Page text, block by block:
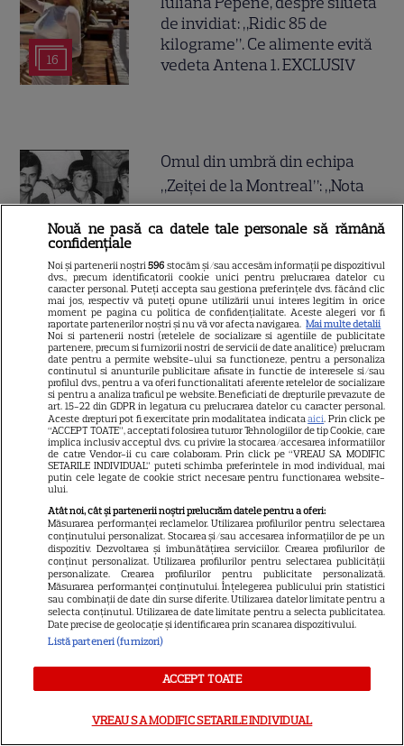
16
de invidiat: „Ridic 85 de
kilograme”. Ce alimente evită
vedeta Antena 1. EXCLUSIV
Omul din umbră din echipa
„Zeiței de la Montreal”: „Nota
10? Meritul Nadiei 80%. Eu –
1%!” + De ce nu vorbește
Comăneci despre barbariile lui
Karolyi
Cum s-au relaxat Ștefan
Baiaram și soția Cristina, după
victoria 4-0 cu Petrolul
Divorțul care zguduie
showbizul! E oficial! Și-au spus
adio în cel mai mare secret,
după aproape 20 de ani de
mariaj! S-a ales praful de
cuplul de aur din industria de
entertaining
Anunțul momentului! A vrut
și Adrian Alexandrov, după 10
Nouă ne pasă ca datele tale personale să rămână
confidențiale
Noi și partenerii noștri596 stocăm și/sau accesăm informații pe dispozitivul
dvs., precum identificatorii cookie unici pentru prelucrarea datelor cu
caracter personal. Puteți accepta sau gestiona preferințele dvs. făcând clic
mai jos, respectiv vă puteți opune utilizării unui interes legitim în orice
moment pe pagina cu politica de confidențialitate. Aceste alegeri vor fi
raportate partenerilor noștri și nu vă vor afecta navigarea. Mai multe detalii
Noi si partenerii nostri (retelele de socializare si agentiile de publicitate
partenere, precum si furnizorii nostri de servicii de date analitice) prelucram
date pentru a permite website-ului sa functioneze, pentru a personaliza
continutul si anunturile publicitare afisate in functie de interesele si/sau
profilul dvs., pentru a va oferi functionalitati aferente retelelor de socializare
si pentru a analiza traficul pe website. Beneficiati de drepturile prevazute de
art. 15-22 din GDPR in legatura cu prelucrarea datelor cu caracter personal.
Aceste drepturi pot fi exercitate prin modalitatea indicataaici. Prin click pe
“ACCEPT TOATE”, acceptati folosirea tuturor Tehnologiilor de tip Cookie, care
implica inclusiv acceptul dvs. cu privire la stocarea/accesarea informatiilor
de catre Vendor-ii cu care colaboram. Prin click pe “VREAU SA MODIFIC
SETARILE INDIVIDUAL” puteti schimba preferintele in mod individual, mai
putin cele legate de cookie strict necesare pentru functionarea website-
ului.
Atât noi, cât și partenerii noștri prelucrăm datele pentru a oferi:
Măsurarea performanței reclamelor. Utilizarea profilurilor pentru selectarea
conținutului personalizat. Stocarea și/sau accesarea informațiilor de pe un
dispozitiv. Dezvoltarea și îmbunătățirea serviciilor. Crearea profilurilor de
conținut personalizat. Utilizarea profilurilor pentru selectarea publicității
personalizate. Crearea profilurilor pentru publicitate personalizată.
Măsurarea performanței conținutului. Înțelegerea publicului prin statistici
sau combinații de date din surse diferite. Utilizarea datelor limitate pentru a
selecta conținutul. Utilizarea de date limitate pentru a selecta publicitatea.
Date precise de geolocație și identificarea prin scanarea dispozitivului.
Listă parteneri (furnizori)
ACCEPT TOATE
VREAU SA MODIFIC SETARILE INDIVIDUAL